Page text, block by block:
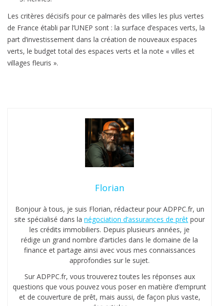
Les critères décisifs pour ce palmarès des villes les plus vertes
de France établi par l’UNEP sont : la surface d’espaces verts, la
part d’investissement dans la création de nouveaux espaces
verts, le budget total des espaces verts et la note « villes et
villages fleuris ».
Florian
Bonjour à tous, je suis Florian, rédacteur pour ADPPC.fr, un
site spécialisé dans la négociation d’assurances de prêt pour
les crédits immobiliers. Depuis plusieurs années, je
rédige un grand nombre d’articles dans le domaine de la
finance et partage ainsi avec vous mes connaissances
approfondies sur le sujet.
Sur ADPPC.fr, vous trouverez toutes les réponses aux
questions que vous pouvez vous poser en matière d’emprunt
et de couverture de prêt, mais aussi, de façon plus vaste,